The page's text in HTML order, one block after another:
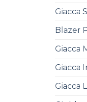
Giacca
Blazer
Giacca
Giacca
Giacca